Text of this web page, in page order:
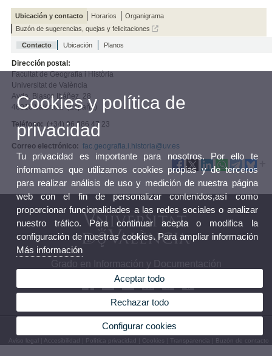
Ubicación y contacto Horarios
Organigrama
Buzón de sugerencias, quejas y felicitaciones
Contacto Ubicación Planos
Dirección postal:
Facultat de Geografia i Història
Universitat de València
Avda. Blasco Ibáñez, 28
46010 Valencia (España)
Teléfono: (+34) 96 386 47 23
Correo electrónico: fac.geografia.i.historia@uv.es
Grado en Información y Documentación
© 2026 UV. - Avenida Blasco Ibáñez, 28. 46010 Valencia. España. Tel. 96 386 47 23
Aviso legal Accesibilidad Política privacidad Cookies Transparencia Buzón de contacto
Cookies y política de
privacidad
Tu privacidad es importante para nosotros. Por ello te
informamos que utilizamos cookies propias y de terceros
para realizar análisis de uso y medición de nuestra página
web con el fin de personalizar contenidos,así como
proporcionar funcionalidades a las redes sociales o analizar
nuestro tráfico. Para continuar acepta o modifica la
configuración de nuestras cookies. Para ampliar información
Más información
Aceptar todo
Rechazar todo
Configurar cookies